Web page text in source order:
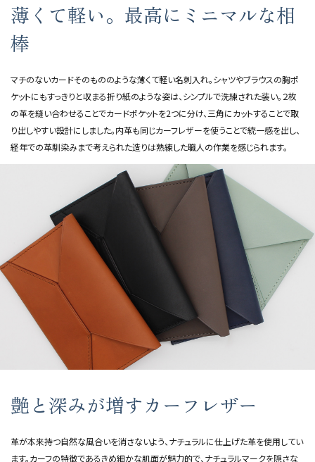
薄くて軽い。最高にミニマルな相
棒
マチのないカードそのもののような薄くて軽い名刺入れ。シャツやブラウスの胸ポ
ケットにもすっきりと収まる折り紙のような姿は、シンプルで洗練された装い。２枚
の革を縫い合わせることでカードポケットを2つに分け、三角にカットすることで取
り出しやすい設計にしました。内革も同じカーフレザーを使うことで統一感を出し、
経年での革馴染みまで考えられた造りは熟練した職人の作業を感じられます。
艶と深みが増すカーフレザー
革が本来持つ自然な風合いを消さないよう、ナチュラルに仕上げた革を使用してい
ます。カーフの特徴であるきめ細かな肌面が魅力的で、ナチュラルマークを隠さな